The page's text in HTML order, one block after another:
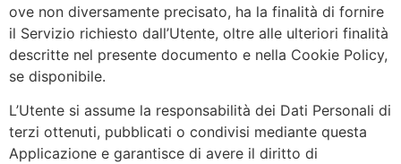
ove non diversamente precisato, ha la finalità di fornire
il Servizio richiesto dall’Utente, oltre alle ulteriori finalità
descritte nel presente documento e nella Cookie Policy,
se disponibile.
L’Utente si assume la responsabilità dei Dati Personali di
terzi ottenuti, pubblicati o condivisi mediante questa
Applicazione e garantisce di avere il diritto di